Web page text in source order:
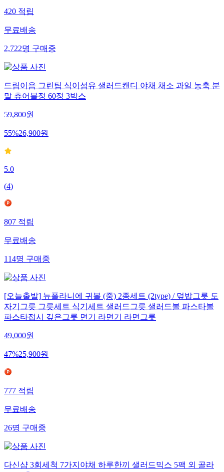
420적립
무료배송
2,722명구매중
드림이음 그린팁 식이섬유 샐러드캔디 야채 채소 과일 농축 분
말 츄어블정 60정 3박스
59,800원
55%26,900원
5.0
(4)
807적립
무료배송
114명구매중
[오늘출발] 뉴폴라니에 귀볼 (중) 2종세트 (2type) / 덮밥그릇 도
자기그릇 그릇세트 식기세트 샐러드그릇 샐러드볼 파스타볼
파스타접시 깊은그릇 면기 라면기 라면그릇
49,000원
47%25,900원
777적립
무료배송
26명구매중
다신샵 3회세척 7가지야채 하루한끼 샐러드믹스 5팩 외 골라